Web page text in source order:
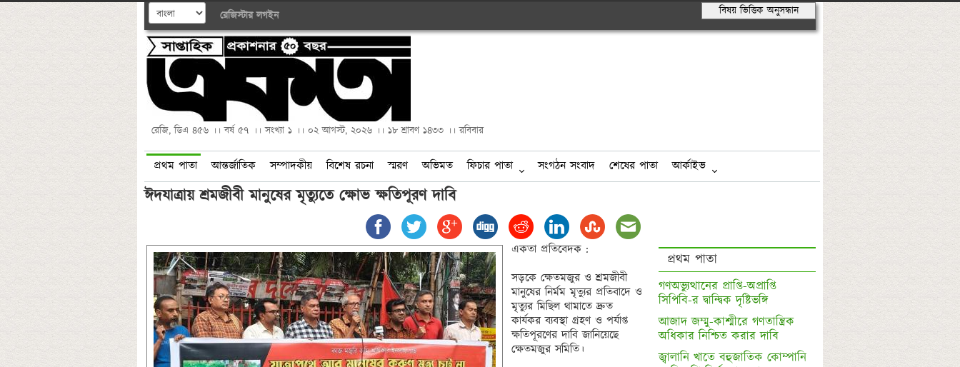
রেজিস্টার লগইন বিষয় ভিত্তিক অনুসন্ধান
রেজি, ডিএ ৪৫৬ ।। বর্ষ ৫৭ ।। সংখ্যা ১ ।। ০২ আগস্ট, ২০২৬ ।। ১৮ শ্রাবণ ১৪৩৩ ।। রবিবার
প্রথম পাতা আন্তর্জাতিক সম্পাদকীয় বিশেষ রচনা স্মরণ অভিমত ফিচার পাতা সংগঠন সংবাদ শেষের পাতা আর্কাইভ
ঈদযাত্রায় শ্রমজীবী মানুষের মৃত্যুতে ক্ষোভ ক্ষতিপূরণ দাবি
একতা প্রতিবেদক :
সড়কে ক্ষেতমজুর ও শ্রমজীবী
মানুষের নির্মম মৃত্যুর প্রতিবাদে ও
মৃত্যুর মিছিল থামাতে দ্রুত
কার্যকর ব্যবস্থা গ্রহণ ও পর্যাপ্ত
ক্ষতিপূরণের দাবি জানিয়েছে
ক্ষেতমজুর সমিতি।
প্রথম পাতা
গণঅভ্যুত্থানের প্রাপ্তি-অপ্রাপ্তি
সিপিবি-র দ্বান্দ্বিক দৃষ্টিভঙ্গি
আজাদ জম্মু-কাশ্মীরে গণতান্ত্রিক
অধিকার নিশ্চিত করার দাবি
জ্বালানি খাতে বহুজাতিক কোম্পানি